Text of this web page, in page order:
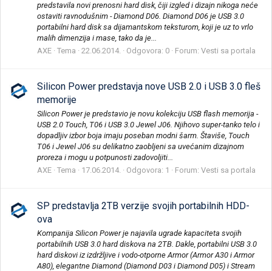
predstavila novi prenosni hard disk, čiji izgled i dizajn nikoga neće
ostaviti ravnodušnim - Diamond D06. Diamond D06 je USB 3.0
portabilni hard disk sa dijamantskom teksturom, koji je uz to vrlo
malih dimenzija i mase, tako da je...
AXE Tema 22.06.2014. Odgovora: 0 Forum: Vesti sa portala
Silicon Power predstavja nove USB 2.0 i USB 3.0 fleš
memorije
Silicon Power je predstavio je novu kolekciju USB flash memorija -
USB 2.0 Touch, T06 i USB 3.0 Jewel J06. Njihovo super-tanko telo i
dopadljiv izbor boja imaju poseban modni šarm. Štaviše, Touch
T06 i Jewel J06 su delikatno zaobljeni sa uvećanim dizajnom
proreza i mogu u potpunosti zadovoljiti...
AXE Tema 17.06.2014. Odgovora: 1 Forum: Vesti sa portala
SP predstavlja 2TB verzije svojih portabilnih HDD-
ova
Kompanija Silicon Power je najavila ugrade kapaciteta svojih
portabilnih USB 3.0 hard diskova na 2TB. Dakle, portabilni USB 3.0
hard diskovi iz izdržljive i vodo-otporne Armor (Armor A30 i Armor
A80), elegantne Diamond (Diamond D03 i Diamond D05) i Stream